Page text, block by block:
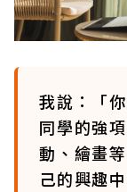
我說：「
同學的強
動、繪畫
己的興趣